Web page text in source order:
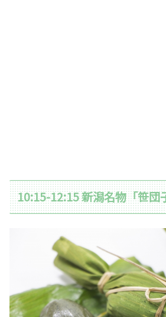
10:15-12:15 新潟名物「笹団